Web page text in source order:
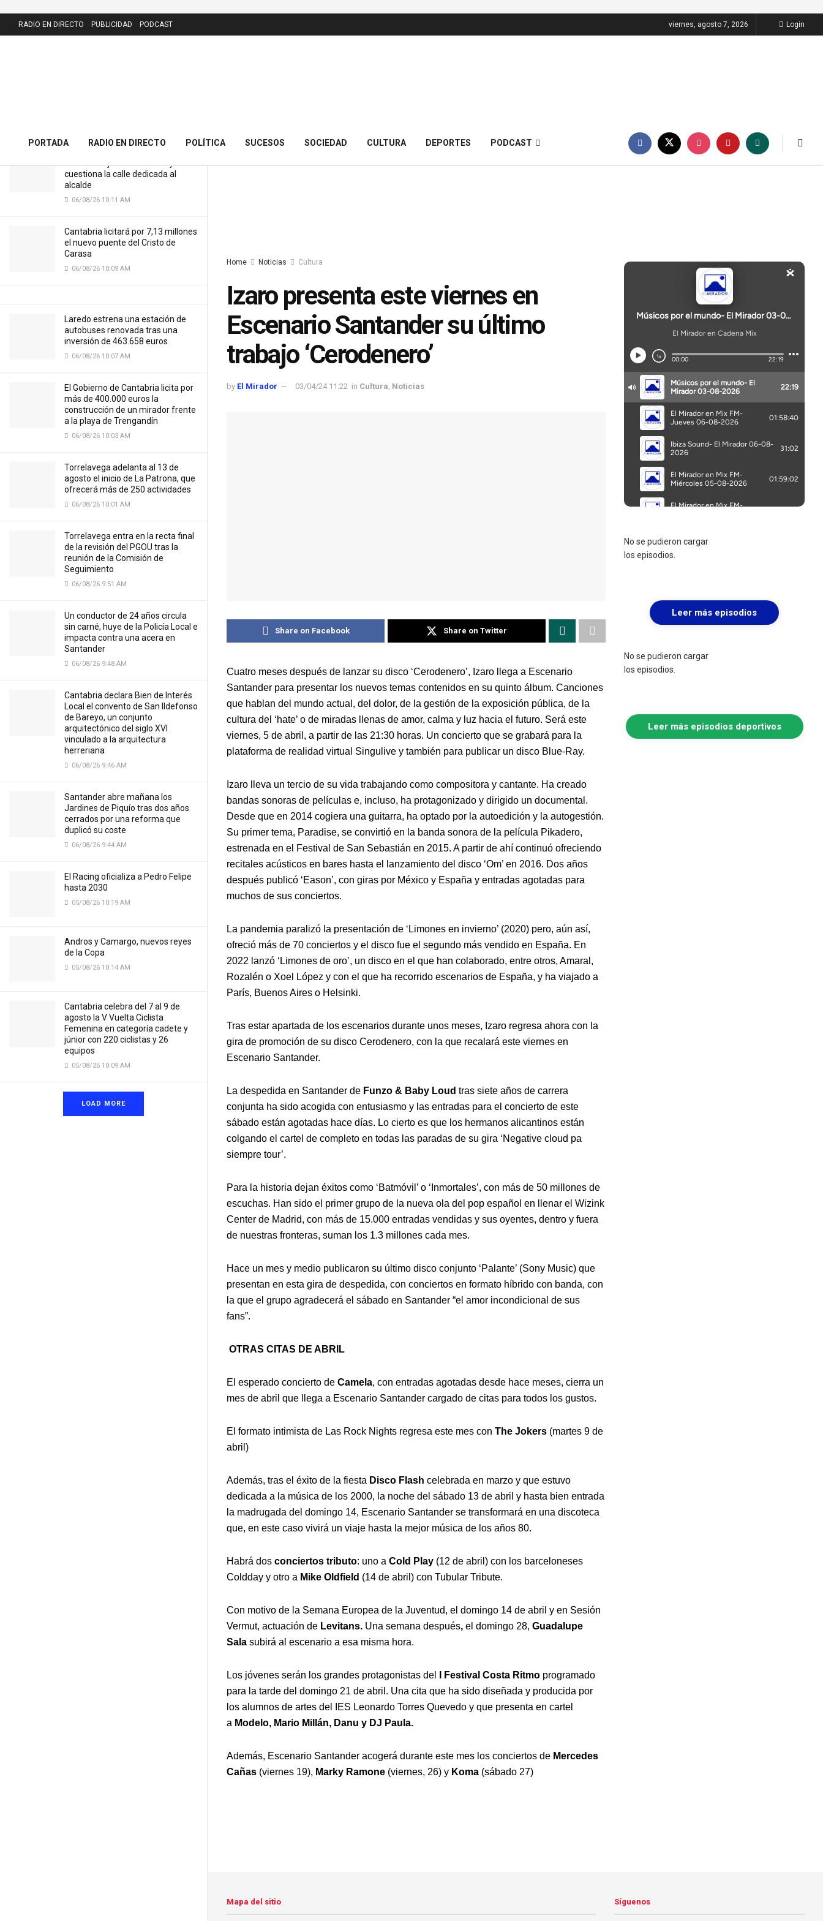
cuestiona la calle dedicada al
alcalde
06/08/26 10:11 AM
Cantabria licitará por 7,13 millones
el nuevo puente del Cristo de
Carasa
06/08/26 10:09 AM
Laredo estrena una estación de
autobuses renovada tras una
inversión de 463.658 euros
06/08/26 10:07 AM
El Gobierno de Cantabria licita por
más de 400.000 euros la
construcción de un mirador frente
a la playa de Trengandín
06/08/26 10:03 AM
Torrelavega adelanta al 13 de
agosto el inicio de La Patrona, que
ofrecerá más de 250 actividades
06/08/26 10:01 AM
Torrelavega entra en la recta final
de la revisión del PGOU tras la
reunión de la Comisión de
Seguimiento
06/08/26 9:51 AM
Un conductor de 24 años circula
sin carné, huye de la Policía Local e
impacta contra una acera en
Santander
06/08/26 9:48 AM
Cantabria declara Bien de Interés
Local el convento de San Ildefonso
de Bareyo, un conjunto
arquitectónico del siglo XVI
vinculado a la arquitectura
herreriana
06/08/26 9:46 AM
Santander abre mañana los
Jardines de Piquío tras dos años
cerrados por una reforma que
duplicó su coste
06/08/26 9:44 AM
El Racing oficializa a Pedro Felipe
hasta 2030
05/08/26 10:19 AM
Andros y Camargo, nuevos reyes
de la Copa
05/08/26 10:14 AM
Cantabria celebra del 7 al 9 de
agosto la V Vuelta Ciclista
Femenina en categoría cadete y
júnior con 220 ciclistas y 26
equipos
05/08/26 10:09 AM
LOAD MORE
RADIO EN DIRECTO PUBLICIDAD PODCAST viernes, agosto 7, 2026 Login
PORTADA RADIO EN DIRECTO POLÍTICA SUCESOS SOCIEDAD CULTURA DEPORTES PODCAST
Home Noticias Cultura
Izaro presenta este viernes en
Escenario Santander su último
trabajo ‘Cerodenero’
by El Mirador 03/04/24 11:22 in Cultura Noticias
Share on Facebook Share on Twitter
Cuatro meses después de lanzar su disco ‘Cerodenero’, Izaro llega a Escenario
Santander para presentar los nuevos temas contenidos en su quinto álbum. Canciones
que hablan del mundo actual, del dolor, de la gestión de la exposición pública, de la
cultura del ‘hate’ o de miradas llenas de amor, calma y luz hacia el futuro. Será este
viernes, 5 de abril, a partir de las 21:30 horas. Un concierto que se grabará para la
plataforma de realidad virtual Singulive y también para publicar un disco Blue-Ray.
Izaro lleva un tercio de su vida trabajando como compositora y cantante. Ha creado
bandas sonoras de películas e, incluso, ha protagonizado y dirigido un documental.
Desde que en 2014 cogiera una guitarra, ha optado por la autoedición y la autogestión.
Su primer tema, Paradise, se convirtió en la banda sonora de la película Pikadero,
estrenada en el Festival de San Sebastián en 2015. A partir de ahí continuó ofreciendo
recitales acústicos en bares hasta el lanzamiento del disco ‘Om’ en 2016. Dos años
después publicó ‘Eason’, con giras por México y España y entradas agotadas para
muchos de sus conciertos.
La pandemia paralizó la presentación de ‘Limones en invierno’ (2020) pero, aún así,
ofreció más de 70 conciertos y el disco fue el segundo más vendido en España. En
2022 lanzó ‘Limones de oro’, un disco en el que han colaborado, entre otros, Amaral,
Rozalén o Xoel López y con el que ha recorrido escenarios de España, y ha viajado a
París, Buenos Aires o Helsinki.
Tras estar apartada de los escenarios durante unos meses, Izaro regresa ahora con la
gira de promoción de su disco Cerodenero, con la que recalará este viernes en
Escenario Santander.
La despedida en Santander de Funzo & Baby Loud tras siete años de carrera
conjunta ha sido acogida con entusiasmo y las entradas para el concierto de este
sábado están agotadas hace días. Lo cierto es que los hermanos alicantinos están
colgando el cartel de completo en todas las paradas de su gira ‘Negative cloud pa
siempre tour’.
Para la historia dejan éxitos como ‘Batmóvil’ o ‘Inmortales’, con más de 50 millones de
escuchas. Han sido el primer grupo de la nueva ola del pop español en llenar el Wizink
Center de Madrid, con más de 15.000 entradas vendidas y sus oyentes, dentro y fuera
de nuestras fronteras, suman los 1.3 millones cada mes.
Hace un mes y medio publicaron su último disco conjunto ‘Palante’ (Sony Music) que
presentan en esta gira de despedida, con conciertos en formato híbrido con banda, con
la que el grupo agradecerá el sábado en Santander “el amor incondicional de sus
fans”.
OTRAS CITAS DE ABRIL
El esperado concierto de Camela, con entradas agotadas desde hace meses, cierra un
mes de abril que llega a Escenario Santander cargado de citas para todos los gustos.
El formato intimista de Las Rock Nights regresa este mes con The Jokers (martes 9 de
abril)
Además, tras el éxito de la fiesta Disco Flash celebrada en marzo y que estuvo
dedicada a la música de los 2000, la noche del sábado 13 de abril y hasta bien entrada
la madrugada del domingo 14, Escenario Santander se transformará en una discoteca
que, en este caso vivirá un viaje hasta la mejor música de los años 80.
Habrá dos conciertos tributo: uno a Cold Play (12 de abril) con los barceloneses
Coldday y otro a Mike Oldfield (14 de abril) con Tubular Tribute.
Con motivo de la Semana Europea de la Juventud, el domingo 14 de abril y en Sesión
Vermut, actuación de Levitans. Una semana después, el domingo 28, Guadalupe
Sala subirá al escenario a esa misma hora.
Los jóvenes serán los grandes protagonistas del I Festival Costa Ritmo programado
para la tarde del domingo 21 de abril. Una cita que ha sido diseñada y producida por
los alumnos de artes del IES Leonardo Torres Quevedo y que presenta en cartel
a Modelo, Mario Millán, Danu y DJ Paula.
Además, Escenario Santander acogerá durante este mes los conciertos de Mercedes
Cañas (viernes 19), Marky Ramone (viernes, 26) y Koma (sábado 27)
No se pudieron cargar
los episodios.
Leer más episodios
No se pudieron cargar
los episodios.
Leer más episodios deportivos
Mapa del sitio Síguenos